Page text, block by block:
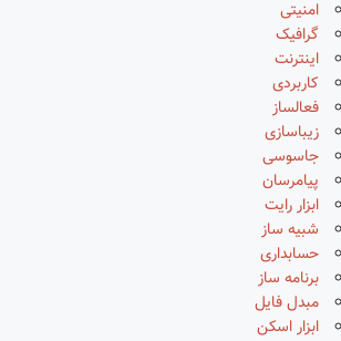
امنیتی
گرافیک
اینترنت
کاربردی
فعالساز
زیباسازی
جاسوسی
پیامرسان
ابزار رایت
شبیه ساز
حسابداری
برنامه ساز
مبدل فایل
ابزار اسکن